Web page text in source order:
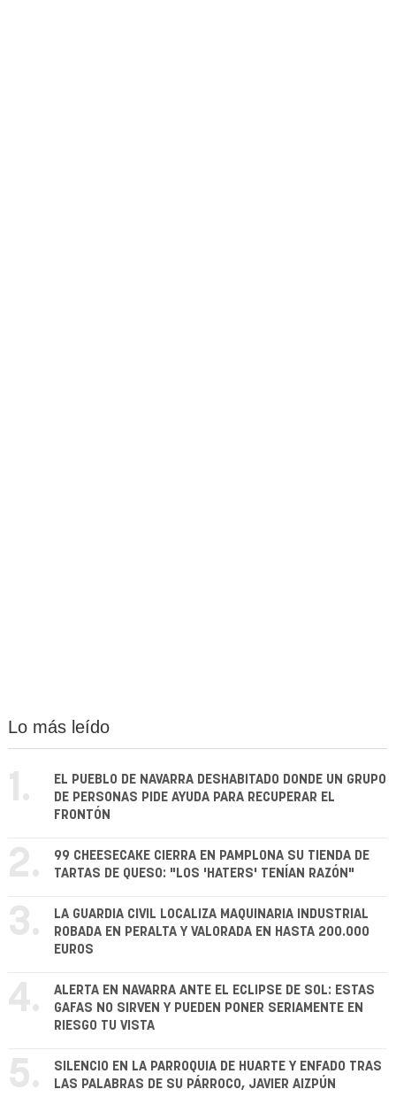
Lo más leído
1.
EL PUEBLO DE NAVARRA DESHABITADO DONDE UN GRUPO
DE PERSONAS PIDE AYUDA PARA RECUPERAR EL
FRONTÓN
2.
99 CHEESECAKE CIERRA EN PAMPLONA SU TIENDA DE
TARTAS DE QUESO: "LOS 'HATERS' TENÍAN RAZÓN"
3.
LA GUARDIA CIVIL LOCALIZA MAQUINARIA INDUSTRIAL
ROBADA EN PERALTA Y VALORADA EN HASTA 200.000
EUROS
4.
ALERTA EN NAVARRA ANTE EL ECLIPSE DE SOL: ESTAS
GAFAS NO SIRVEN Y PUEDEN PONER SERIAMENTE EN
RIESGO TU VISTA
5.
SILENCIO EN LA PARROQUIA DE HUARTE Y ENFADO TRAS
LAS PALABRAS DE SU PÁRROCO, JAVIER AIZPÚN